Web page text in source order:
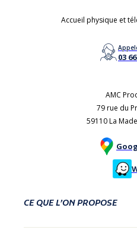
Accueil physique et
03
AMC
79 rue du
59110 La
CE QUE L’ON PROPOSE